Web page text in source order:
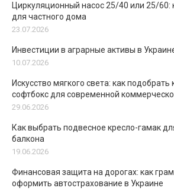
Циркуляционный насос 25/40 или 25/60:
для частного дома
23.07.2026
Инвестиции в аграрные активы в
10.07.2026
Искусство мягкого света: как
софтбокс для современной
29.06.2026
Как выбрать подвесное кресло-гамак
балкона
19.06.2026
Финансовая защита на дорогах: как
оформить автострахование в Украине